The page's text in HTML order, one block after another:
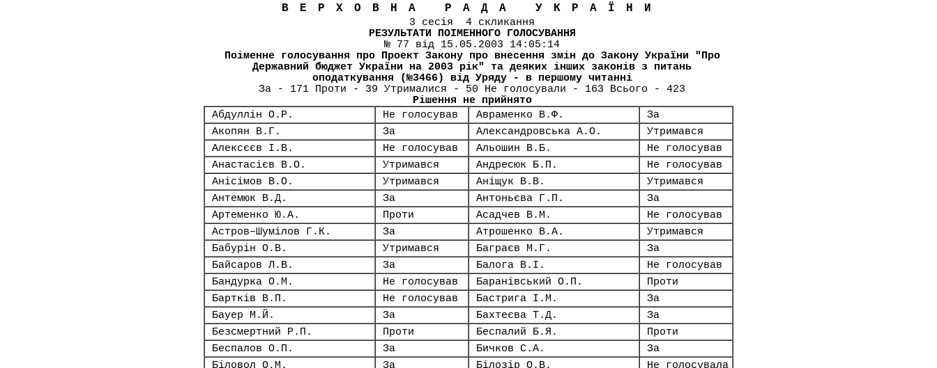
ВЕРХОВНА РАДА УКРАЇНИ
3 сесія 4 скликання
РЕЗУЛЬТАТИ ПОІМЕННОГО ГОЛОСУВАННЯ
№ 77 від 15.05.2003 14:05:14
Поіменне голосування про Проект Закону про внесення змін до Закону України "Про
Державний бюджет України на 2003 рік" та деяких інших законів з питань
оподаткування (№3466) від Уряду - в першому читанні
За - 171 Проти - 39 Утрималися - 50 Не голосували - 163 Всього - 423
Рішення не прийнято
Абдуллін О.Р.
Не голосував Авраменко В.Ф.
За
Акопян В.Г.
За Александровська А.О.
Утримався
Алексєєв І.В.
Не голосував Альошин В.Б.
Не голосував
Анастасієв В.О.
Утримався Андресюк Б.П.
Не голосував
Анісімов В.О.
Утримався Аніщук В.В.
Утримався
Антемюк В.Д.
За Антоньєва Г.П.
За
Артеменко Ю.А.
Проти Асадчев В.М.
Не голосував
Астров–Шумілов Г.К.
За Атрошенко В.А.
Утримався
Бабурін О.В.
Утримався Баграєв М.Г.
За
Байсаров Л.В.
За Балога В.І.
Не голосував
Бандурка О.М.
Не голосував Баранівський О.П.
Проти
Бартків В.П.
Не голосував Бастрига І.М.
За
Бауер М.Й.
За Бахтеєва Т.Д.
За
Безсмертний Р.П.
Проти Беспалий Б.Я.
Проти
Беспалов О.П.
За Бичков С.А.
За
Біловол О.М.
За Білозір О.В.
Не голосувала